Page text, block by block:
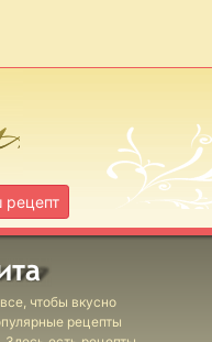
рецепт
чтобы вкусно
рецепты